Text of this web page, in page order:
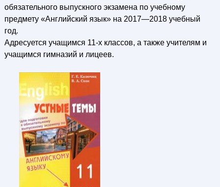
обязательного выпускного экзамена по учебному
предмету «Английский язык» на 2017—2018 учебный
год.
Адресуется учащимся 11-х классов, а также учителям и
учащимся гимназий и лицеев.